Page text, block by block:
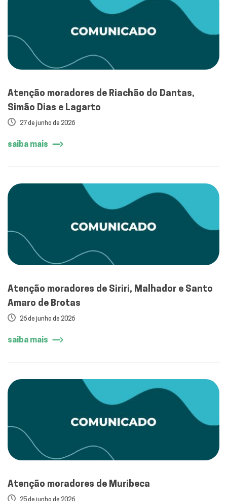
Atenção moradores de Riachão do Dantas,
Simão Dias e Lagarto
27 de junho de 2026
saiba mais
Atenção moradores de Siriri, Malhador e Santo
Amaro de Brotas
26 de junho de 2026
saiba mais
Atenção moradores de Muribeca
25 de junho de 2026